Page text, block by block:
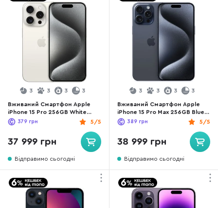
3 3 3 3
Вживаний Смартфон Apple
iPhone 15 Pro 256GB White
Titanium (15P256WTREFA)
хороший стан
5/5
379 грн
37 999 грн
Відправимо сьогодні
3 3 3 3
Вживаний Смартфон Apple
iPhone 15 Pro Max 256GB Blue
Titanium (15PM256BTREFA)
хороший стан
5/5
389 грн
38 999 грн
Відправимо сьогодні